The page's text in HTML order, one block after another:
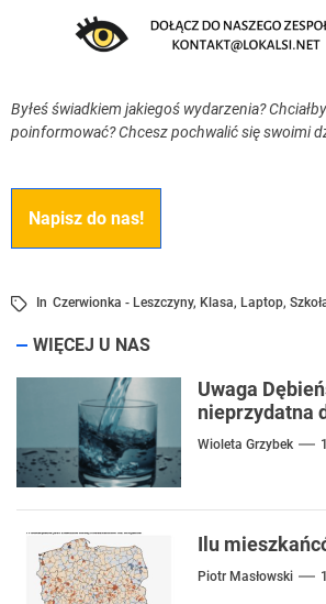
Byłeś świadkiem jakiegoś wydarzenia?
poinformować? Chcesz pochwalić się swoimi
Napisz do nas!
In Czerwionka - Leszczyny, Klasa, Laptop,
WIĘCEJ U NAS
Uwaga
nieprzydatna
Wioleta Grzybek
Ilu
Piotr Masłowski